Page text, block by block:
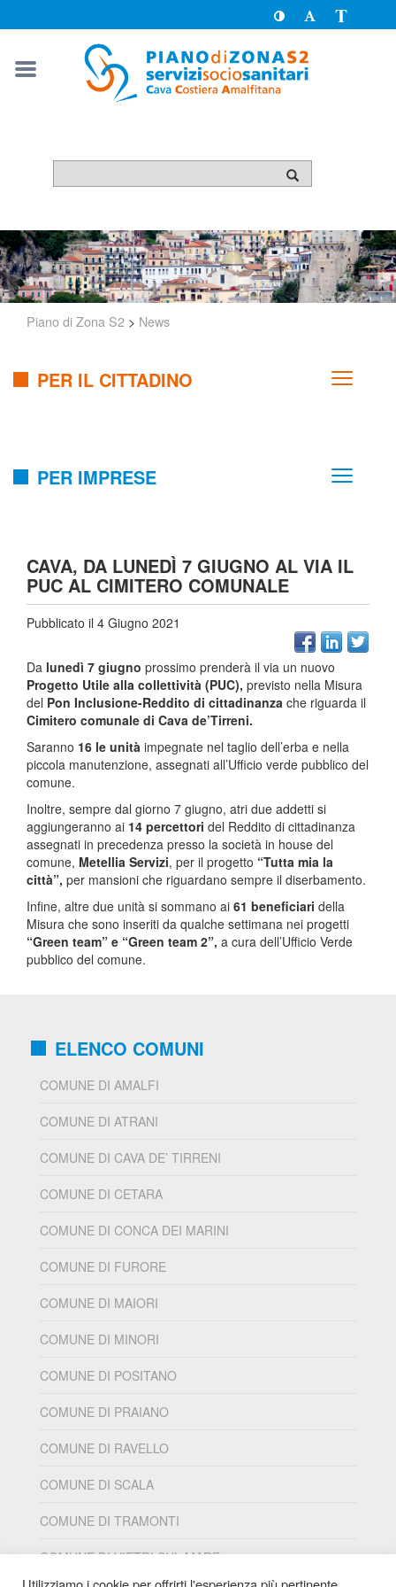
Toggle
High
Contrast
Toggle
Font a
Piano di Zona S2 > News
PER IL CITTADINO
PER IMPRESE
CAVA, DA LUNEDÌ 7 GIUGNO AL VIA IL
PUC AL CIMITERO COMUNALE
Pubblicato il 4 Giugno 2021
Da lunedì 7 giugno prossimo prenderà il via un nuovo
Progetto Utile alla collettività (PUC), previsto nella Misura
del Pon Inclusione-Reddito di cittadinanza che riguarda il
Cimitero comunale di Cava de’Tirreni.
Saranno 16 le unità impegnate nel taglio dell’erba e nella
piccola manutenzione, assegnati all’Ufficio verde pubblico del
comune.
Inoltre, sempre dal giorno 7 giugno, atri due addetti si
aggiungeranno ai 14 percettori del Reddito di cittadinanza
assegnati in precedenza presso la società in house del
comune, Metellia Servizi, per il progetto “Tutta mia la
città”, per mansioni che riguardano sempre il diserbamento.
Infine, altre due unità si sommano ai 61 beneficiari della
Misura che sono inseriti da qualche settimana nei progetti
“Green team” e “Green team 2”, a cura dell’Ufficio Verde
pubblico del comune.
ELENCO COMUNI
COMUNE DI AMALFI
COMUNE DI ATRANI
COMUNE DI CAVA DE’ TIRRENI
COMUNE DI CETARA
COMUNE DI CONCA DEI MARINI
COMUNE DI FURORE
COMUNE DI MAIORI
COMUNE DI MINORI
COMUNE DI POSITANO
COMUNE DI PRAIANO
COMUNE DI RAVELLO
COMUNE DI SCALA
COMUNE DI TRAMONTI
COMUNE DI VIETRI SUL MARE